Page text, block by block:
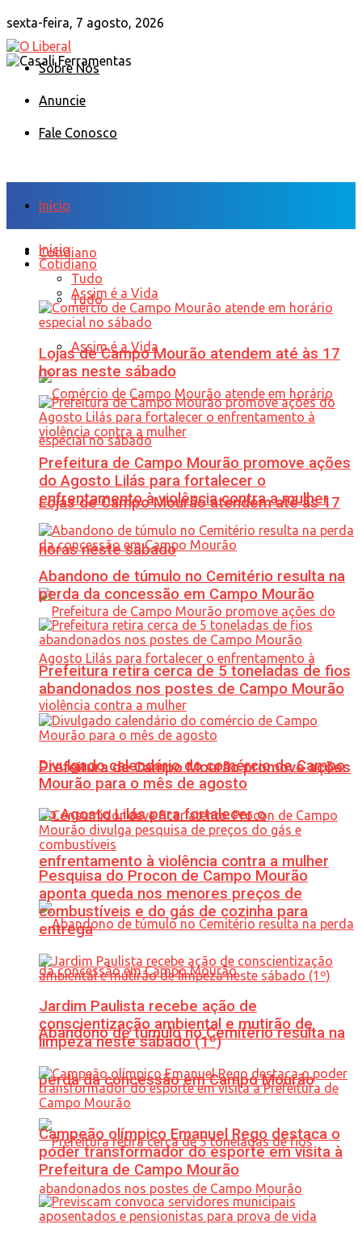
sexta-feira, 7 agosto, 2026
Sobre Nós
Anuncie
Fale Conosco
Início
Cotidiano
Tudo
Assim é a Vida
Lojas de Campo Mourão atendem até às 17
horas neste sábado
Prefeitura de Campo Mourão promove ações
do Agosto Lilás para fortalecer o
enfrentamento à violência contra a mulher
Abandono de túmulo no Cemitério resulta na
perda da concessão em Campo Mourão
Início
Cotidiano
Tudo
Assim é a Vida
Lojas de Campo Mourão atendem até às 17
horas neste sábado
Prefeitura de Campo Mourão promove ações
do Agosto Lilás para fortalecer o
enfrentamento à violência contra a mulher
Abandono de túmulo no Cemitério resulta na
perda da concessão em Campo Mourão
Prefeitura retira cerca de 5 toneladas de fios
abandonados nos postes de Campo Mourão
Divulgado calendário do comércio de Campo
Mourão para o mês de agosto
Pesquisa do Procon de Campo Mourão
aponta queda nos menores preços de
combustíveis e do gás de cozinha para
entrega
Jardim Paulista recebe ação de
conscientização ambiental e mutirão de
limpeza neste sábado (1º)
Campeão olímpico Emanuel Rego destaca o
poder transformador do esporte em visita à
Prefeitura de Campo Mourão